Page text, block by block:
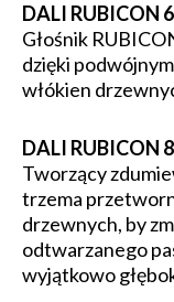
DALI RUBICON 6
Głośnik
dzięki
włókien
DALI RUBICON 8
Tworzący
trzema
drzewnych, by
odtwarzanego
wyjątkowo